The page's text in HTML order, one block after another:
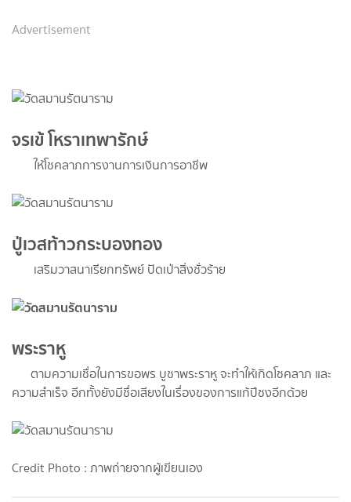
Advertisement
จรเข้ โหราเทพารักษ์
ให้โชคลาภการงานการเงินการอาชีพ
ปู่เวสท้าวกระบองทอง
เสริมวาสนาเรียกทรัพย์ ปัดเป่าสิ่งชั่วร้าย
พระราหู
ตามความเชื่อในการขอพร บูชาพระราหู จะทำให้เกิดโชคลาภ และ
ความสำเร็จ อีกทั้งยังมีชื่อเสียงในเรื่องของการแก้ปีชงอีกด้วย
Credit Photo : ภาพถ่ายจากผู้เขียนเอง